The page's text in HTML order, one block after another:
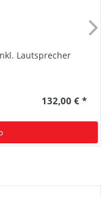
Lautsprecher
132,00 € *